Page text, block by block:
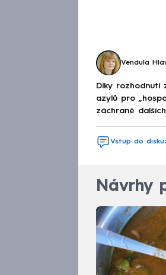
Vendula
Díky rozhodnutí
azylů pro
záchraně
Vstup do
Návrhy